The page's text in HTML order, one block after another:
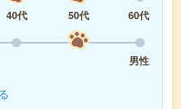
40代 50代
60代
男性